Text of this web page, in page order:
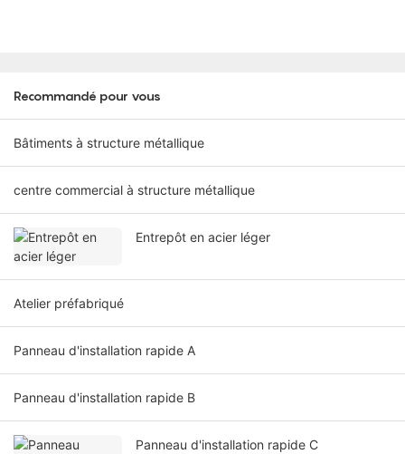
Recommandé pour vous
Bâtiments à structure métallique
centre commercial à structure métallique
Entrepôt en acier léger
Atelier préfabriqué
Panneau d'installation rapide A
Panneau d'installation rapide B
Panneau d'installation rapide C